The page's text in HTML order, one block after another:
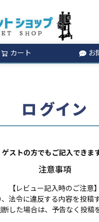
カート お
ログイン
ゲストの方でもご記入できます
注意事項
【レビュー記入時のご注意】
法令に違反する内容を投稿
した場合は、予告なく投稿